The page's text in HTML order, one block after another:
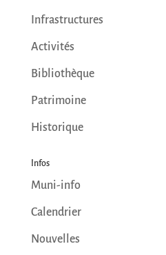
Infrastructures
Activités
Bibliothèque
Patrimoine
Historique
Infos
Muni-info
Calendrier
Nouvelles